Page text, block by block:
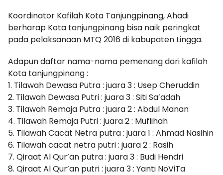
Koordinator Kafilah Kota Tanjungpinang, Ahadi
berharap Kota tanjungpinang bisa naik peringkat
pada pelaksanaan MTQ 2016 di kabupaten Lingga.
Adapun daftar nama-nama pemenang dari kafilah
Kota tanjungpinang :
1. Tilawah Dewasa Putra : juara 3 : Usep Cheruddin
2. Tilawah Dewasa Putri : juara 3 : Siti Sa’adah
3. Tilawah Remaja Putra : juara 2 : Abdul Manan
4. Tilawah Remaja Putri : juara 2 : Muflihah
5. Tilawah Cacat Netra putra : juara 1 : Ahmad Nasihin
6. Tilawah cacat netra putri : juara 2 : Rasih
7. Qiraat Al Qur’an putra : juara 3 : Budi Hendri
8. Qiraat Al Qur’an putri : juara 3 : Yanti NoViTa